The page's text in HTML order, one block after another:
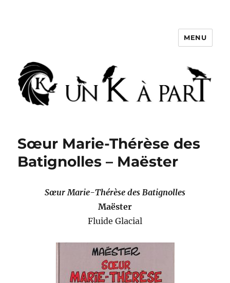
MENU
Sœur Marie-Thérèse des
Batignolles – Maëster
Sœur Marie-Thérèse des Batignolles
Maëster
Fluide Glacial